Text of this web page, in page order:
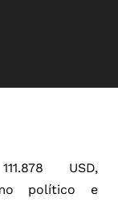
USD,
político e